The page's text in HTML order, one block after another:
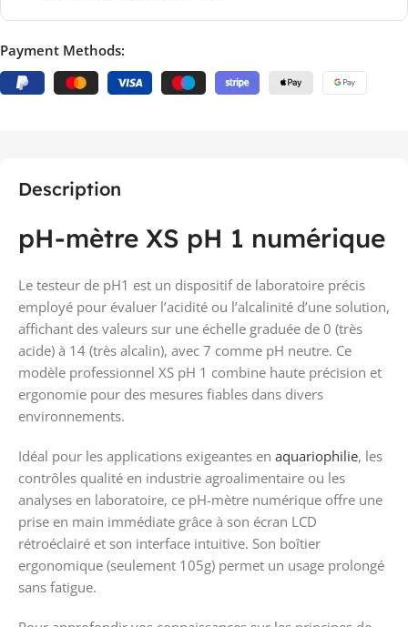
Payment Methods:
Description
pH-mètre XS pH 1 numérique
Le testeur de pH1 est un dispositif de laboratoire précis
employé pour évaluer l’acidité ou l’alcalinité d’une solution,
affichant des valeurs sur une échelle graduée de 0 (très
acide) à 14 (très alcalin), avec 7 comme pH neutre. Ce
modèle professionnel XS pH 1 combine haute précision et
ergonomie pour des mesures fiables dans divers
environnements.
Idéal pour les applications exigeantes en aquariophilie, les
contrôles qualité en industrie agroalimentaire ou les
analyses en laboratoire, ce pH-mètre numérique offre une
prise en main immédiate grâce à son écran LCD
rétroéclairé et son interface intuitive. Son boîtier
ergonomique (seulement 105g) permet un usage prolongé
sans fatigue.